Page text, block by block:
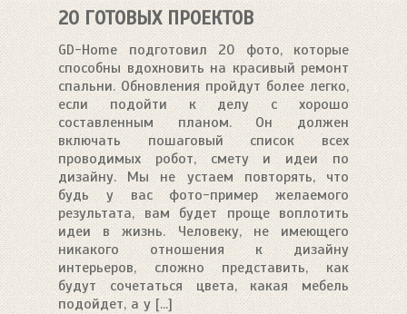
20 ГОТОВЫХ ПРОЕКТОВ
GD-Home подготовил 20 фото, которые
способны вдохновить на красивый ремонт
спальни. Обновления пройдут более легко,
если подойти к делу с хорошо
составленным планом. Он должен
включать пошаговый список всех
проводимых робот, смету и идеи по
дизайну. Мы не устаем повторять, что
будь у вас фото-пример желаемого
результата, вам будет проще воплотить
идеи в жизнь. Человеку, не имеющего
никакого отношения к дизайну
интерьеров, сложно представить, как
будут сочетаться цвета, какая мебель
подойдет, а у [...]